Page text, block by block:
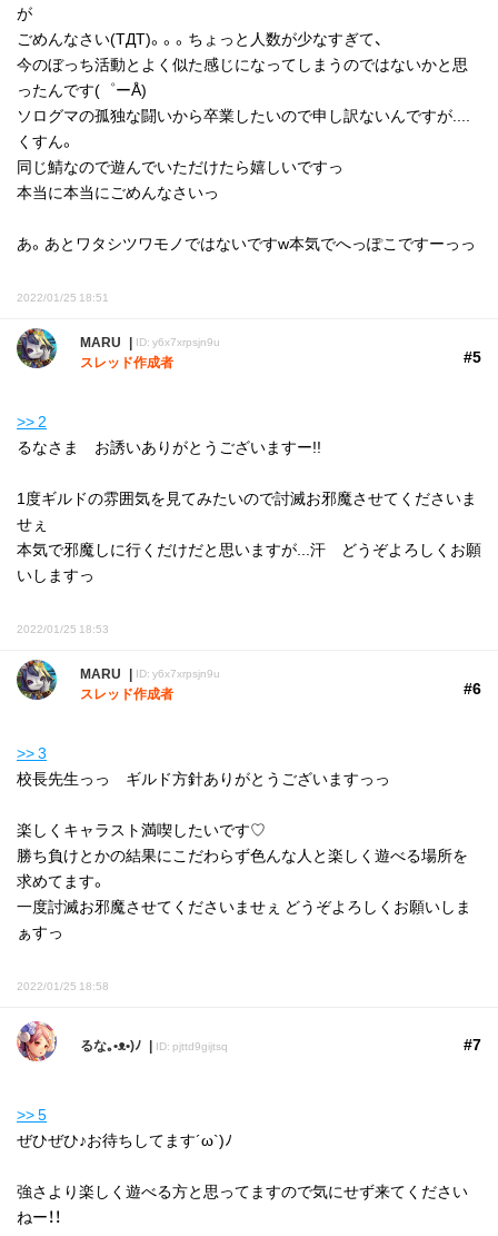
が
ごめんなさい(TДT)。。。ちょっと人数が少なすぎて、
今のぼっち活動とよく似た感じになってしまうのではないかと思
ったんです(゜ーÅ)
ソログマの孤独な闘いから卒業したいので申し訳ないんですが....
くすん。
同じ鯖なので遊んでいただけたら嬉しいですっ
本当に本当にごめんなさいっ
あ。あとワタシツワモノではないですw本気でへっぽこですーっっ
2022/01/25 18:51
MARU ID: y6x7xrpsjn9u
スレッド作成者 #5
>> 2
るなさま お誘いありがとうございますー!!
1度ギルドの雰囲気を見てみたいので討滅お邪魔させてくださいま
せぇ
本気で邪魔しに行くだけだと思いますが...汗 どうぞよろしくお願
いしますっ
2022/01/25 18:53
MARU ID: y6x7xrpsjn9u
スレッド作成者 #6
>> 3
校長先生っっ ギルド方針ありがとうございますっっ
楽しくキャラスト満喫したいです♡
勝ち負けとかの結果にこだわらず色んな人と楽しく遊べる場所を
求めてます。
一度討滅お邪魔させてくださいませぇ どうぞよろしくお願いしま
ぁすっ
2022/01/25 18:58
るな｡•ᴥ•)ﾉ ID: pjttd9gijtsq #7
>> 5
ぜひぜひ♪お待ちしてます´ω`)ﾉ
強さより楽しく遊べる方と思ってますので気にせず来てください
ねー！！